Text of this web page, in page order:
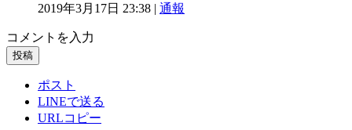
2019年3月17日 23:38 | 通報
コメントを入力
投稿
ポスト
LINEで送る
URLコピー